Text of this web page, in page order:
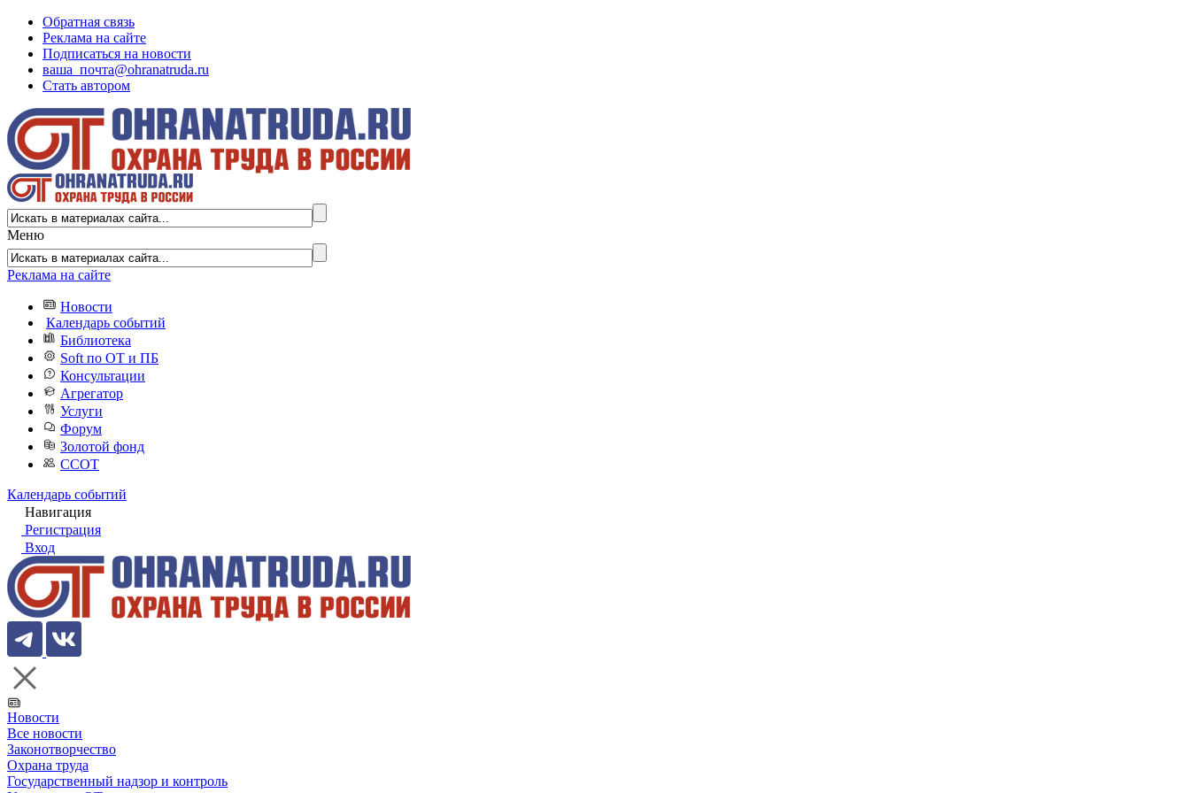
Обратная связь
Реклама на сайте
Подписаться на новости
ваша_почта@ohranatruda.ru
Стать автором
Меню
Реклама на сайте
Новости
Календарь событий
Библиотека
Soft по ОТ и ПБ
Консультации
Агрегатор
Услуги
Форум
Золотой фонд
ССОТ
Календарь событий
Навигация
Регистрация
Вход
Новости
Все новости
Законотворчество
Охрана труда
Государственный надзор и контроль